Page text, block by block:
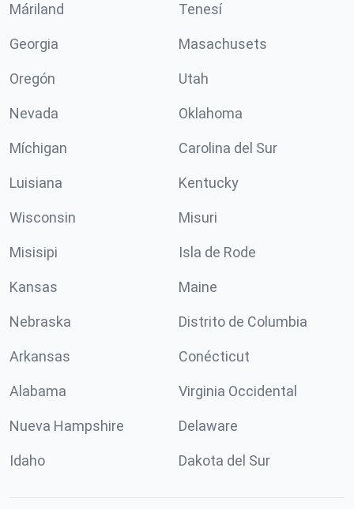
Máriland Tenesí
Georgia Masachusets
Oregón Utah
Nevada Oklahoma
Míchigan Carolina del Sur
Luisiana Kentucky
Wisconsin Misuri
Misisipi Isla de Rode
Kansas Maine
Nebraska Distrito de Columbia
Arkansas Conécticut
Alabama Virginia Occidental
Nueva Hampshire Delaware
Idaho Dakota del Sur